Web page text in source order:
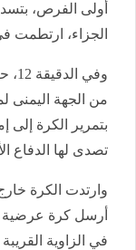
أولى الفرص،
الجزاء،
من الجهة اليمنى
بتمرير الكرة
تصدى لها الدفاع
وارتدت الكرة
أرسل كرة عرضية
في الزاوية